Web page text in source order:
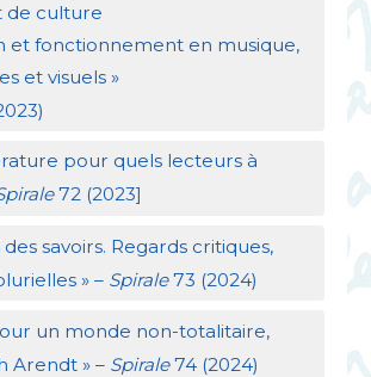
de culture
et fonctionnement en musique,
et visuels »
pour quels lecteurs à
72 (2023]
savoirs. Regards critiques,
» – Spirale73 (2024)
un monde non-totalitaire,
Arendt » – Spirale74 (2024)